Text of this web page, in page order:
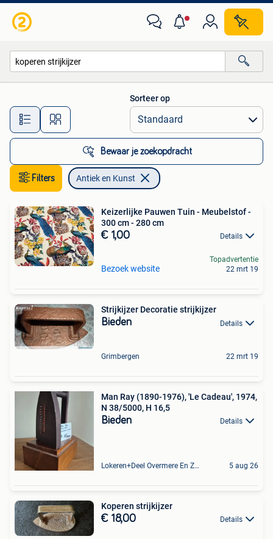
Alle afstanden…
Sorteer op
Bewaar je zoekopdracht
Filters Antiek en Kunst
Keizerlijke Pauwen Tuin - Meubelstof -
300 cm - 280 cm
€ 1,00 Details
Bezoek website
Topadvertentie
22 mrt 19
Strijkijzer Decoratie strijkijzer
Bieden Details
Grimbergen 22 mrt 19
Man Ray (1890-1976), 'Le Cadeau', 1974,
N 38/5000, H 16,5
Bieden Details
Lokeren+Deel Overmere En Zele 5 aug 26
Koperen strijkijzer
€ 18,00 Details